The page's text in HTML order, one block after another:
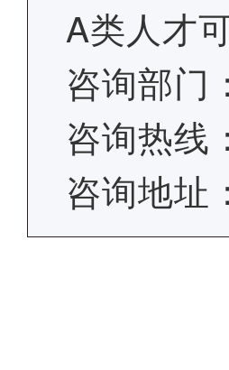
A类人才
咨询部门
咨询
咨询地址